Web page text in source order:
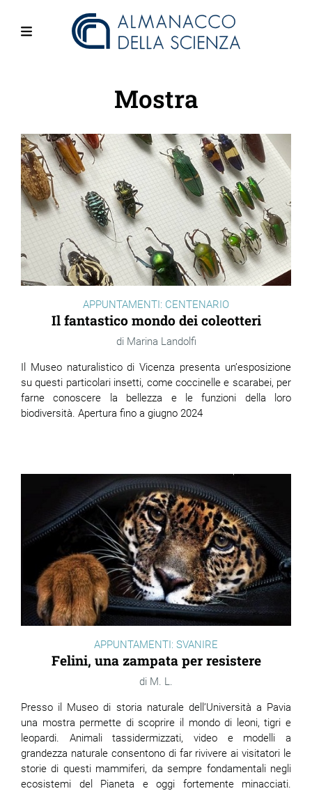
Mostra
APPUNTAMENTI: CENTENARIO
Il fantastico mondo dei coleotteri
Marina Landolfi
Il Museo naturalistico di Vicenza presenta un’esposizione
su questi particolari insetti, come coccinelle e scarabei, per
farne conoscere la bellezza e le funzioni della loro
biodiversità. Apertura fino a giugno 2024
APPUNTAMENTI: SVANIRE
Felini, una zampata per resistere
M. L.
Presso il Museo di storia naturale dell’Università a Pavia
una mostra permette di scoprire il mondo di leoni, tigri e
leopardi. Animali tassidermizzati, video e modelli a
grandezza naturale consentono di far rivivere ai visitatori le
storie di questi mammiferi, da sempre fondamentali negli
ecosistemi del Pianeta e oggi fortemente minacciati.